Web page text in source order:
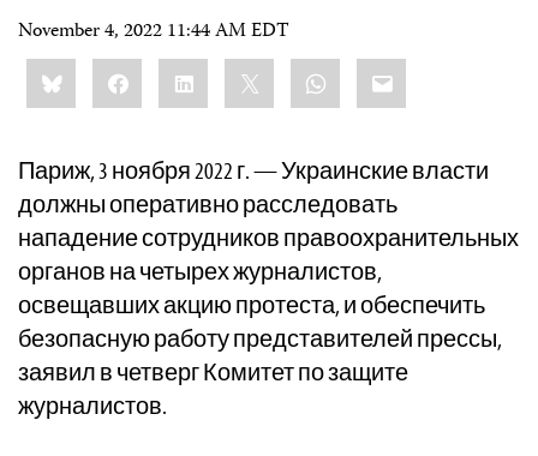
November 4, 2022 11:44 AM EDT
Share
this:BlueskyFacebookLinkedIn WhatsApp
Email
Париж, 3 ноября 2022 г. — Украинские власти
должны оперативно расследовать
нападение сотрудников правоохранительных
органов на четырех журналистов,
освещавших акцию протеста, и обеспечить
безопасную работу представителей прессы,
заявил в четверг Комитет по защите
журналистов.